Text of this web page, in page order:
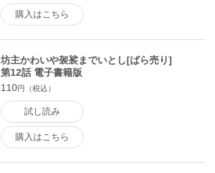
購入はこちら
坊主かわいや袈裟までいとし[ばら売り]
第12話 電子書籍版
110円（税込）
試し読み
購入はこちら